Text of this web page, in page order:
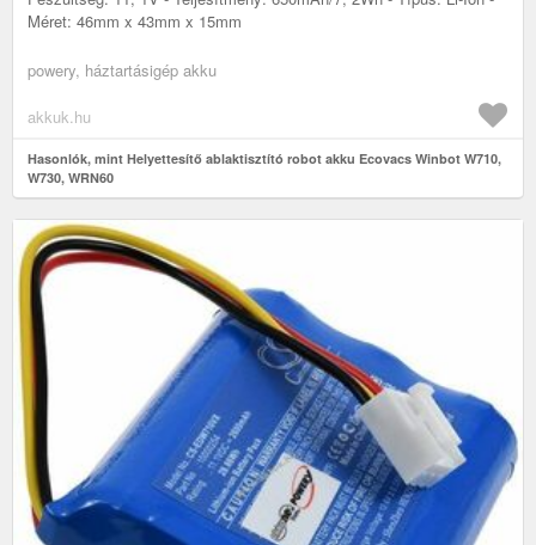
Méret: 46mm x 43mm x 15mm
powery, háztartásigép akku
akkuk.hu
Hasonlók, mint Helyettesítő ablaktisztító robot akku Ecovacs Winbot W710,
W730, WRN60